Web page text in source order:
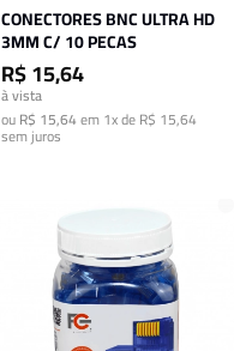
CONECTORES BNC ULTRA HD
3MM C/ 10 PECAS
R$ 15,64
à vista
ouR$ 15,64em1x de R$ 15,64
sem juros